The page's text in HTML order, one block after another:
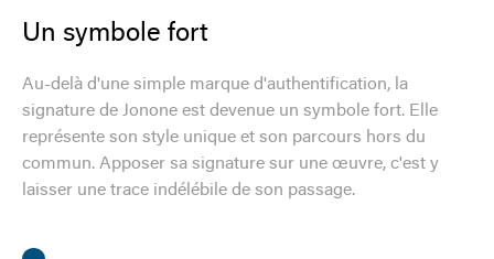
Un symbole fort
Au-delà d'une simple marque d'authentification, la
signature de Jonone est devenue un symbole fort. Elle
représente son style unique et son parcours hors du
commun. Apposer sa signature sur une œuvre, c'est y
laisser une trace indélébile de son passage.